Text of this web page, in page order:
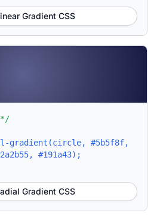
Gradient CSS
*/
gradient(circle, #5b5f8f,
#191a43);
Gradient CSS